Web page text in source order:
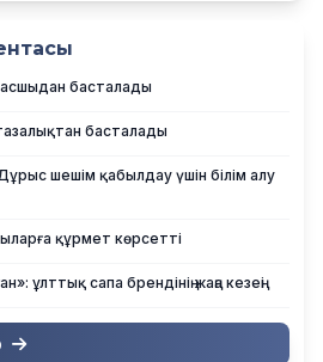
болашағы басшыдан басталады
басталады
шешім қабылдау үшін білім алу
құрмет көрсетті
«Қазақстанда жасалған»: ұлттық сапа брендінің жаңа кезеңі